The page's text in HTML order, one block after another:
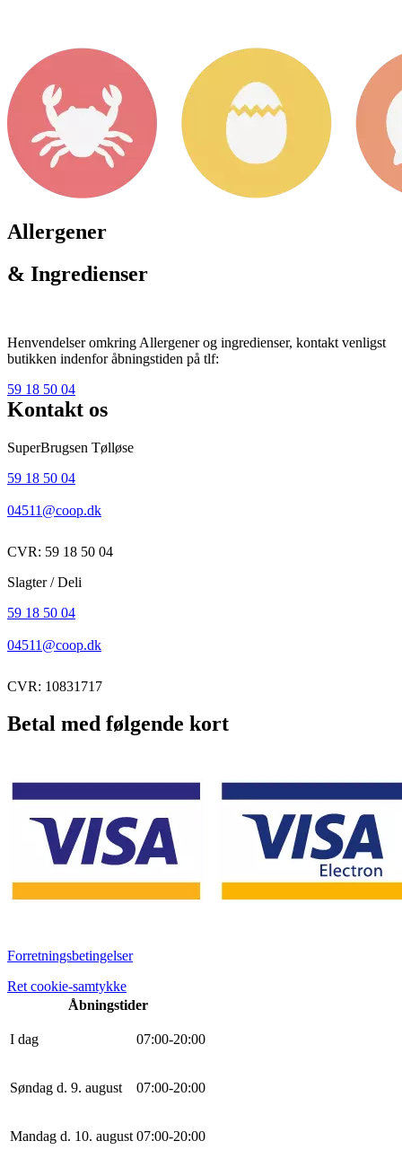
Allergener
& Ingredienser
Henvendelser omkring Allergener og ingredienser, kontakt venligst
butikken indenfor åbningstiden på tlf:
59 18 50 04
Kontakt os
SuperBrugsen Tølløse
59 18 50 04
04511@coop.dk
CVR: 59 18 50 04
Slagter / Deli
59 18 50 04
04511@coop.dk
CVR: 10831717
Betal med følgende kort
Forretningsbetingelser
Ret cookie-samtykke
Åbningstider
I dag 07:00-20:00
Søndag d. 9. august 07:00-20:00
Mandag d. 10. august 07:00-20:00